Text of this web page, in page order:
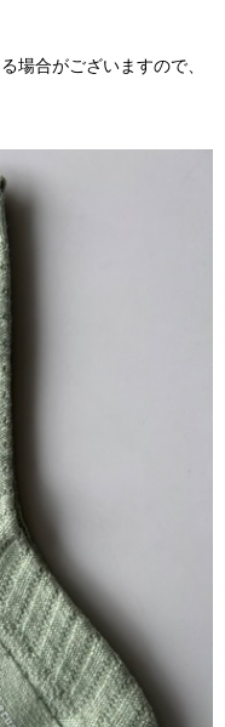
場合がございますので、